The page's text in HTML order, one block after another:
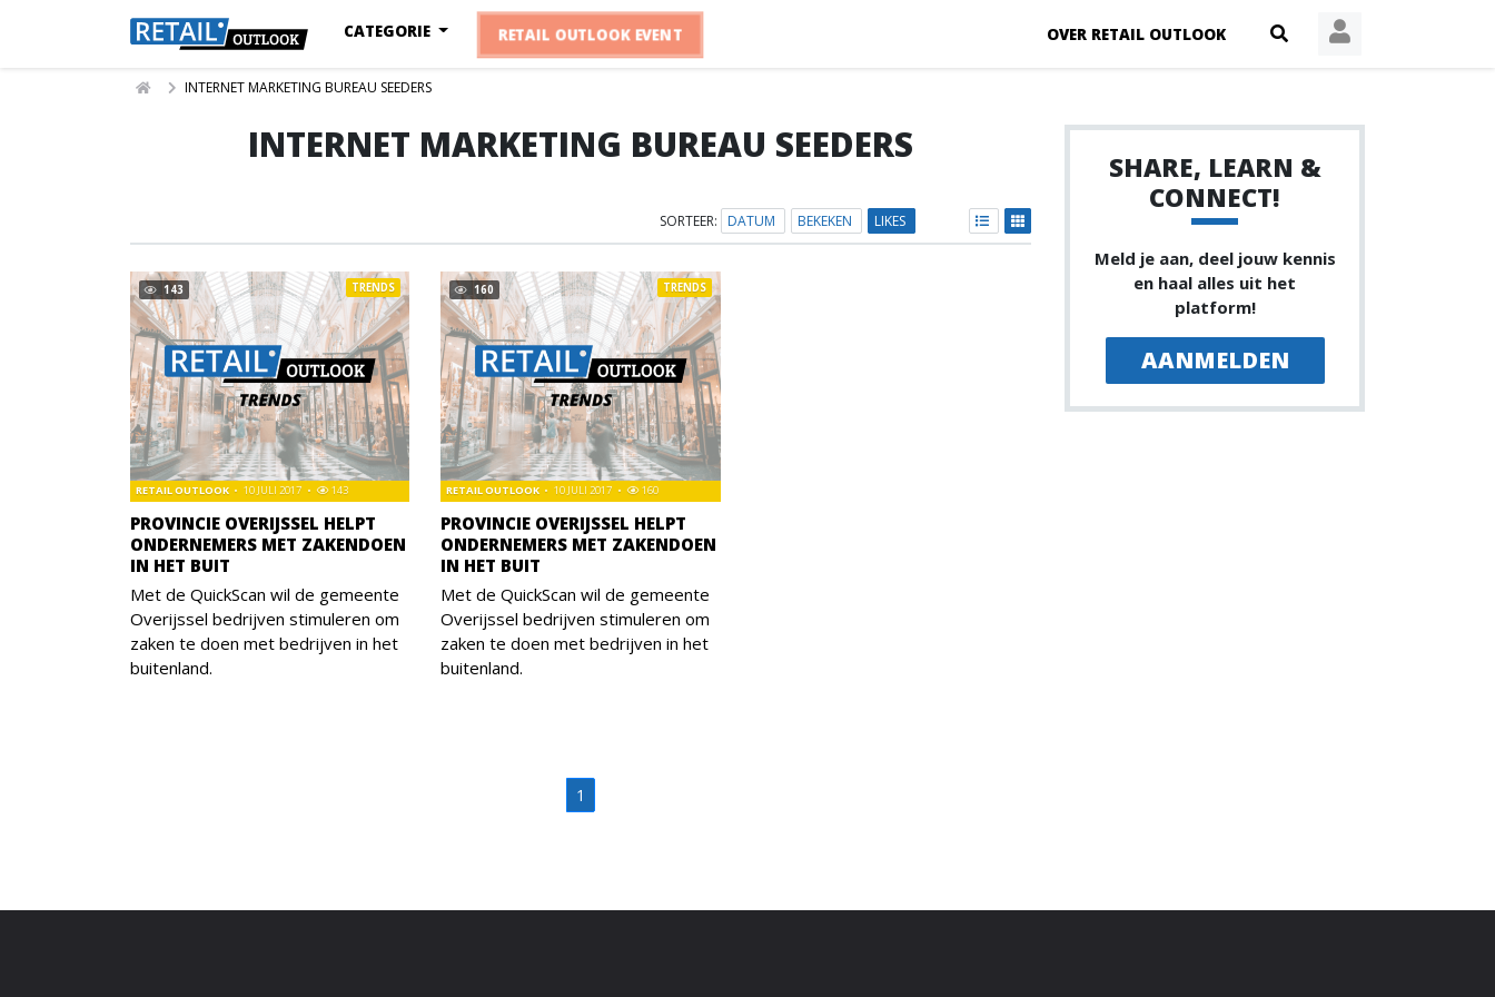
OVER RETAIL OUTLOOK
CATEGORIE RETAIL OUTLOOK EVENT
INTERNET MARKETING BUREAU SEEDERS
INTERNET MARKETING BUREAU SEEDERS
SORTEER: DATUM BEKEKEN LIKES
143
PROVINCIE OVERIJSSEL HELPT
ONDERNEMERS MET ZAKENDOEN
IN HET BUIT
RETAIL OUTLOOK 10 JULI 2017 143
TRENDS
Met de QuickScan wil de gemeente
Overijssel bedrijven stimuleren om
zaken te doen met bedrijven in het
buitenland.
160
PROVINCIE OVERIJSSEL HELPT
ONDERNEMERS MET ZAKENDOEN
IN HET BUIT
RETAIL OUTLOOK 10 JULI 2017 160
TRENDS
Met de QuickScan wil de gemeente
Overijssel bedrijven stimuleren om
zaken te doen met bedrijven in het
buitenland.
1
SHARE, LEARN &
CONNECT!
Meld je aan, deel jouw kennis
en haal alles uit het
platform!
AANMELDEN